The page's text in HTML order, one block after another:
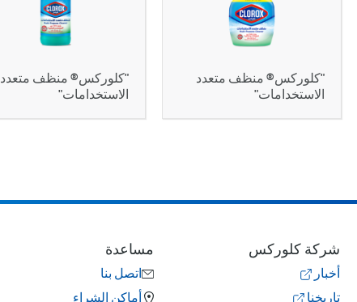
"كلوركس® منظف متعدد
الاستخدامات"
"كلوركس® منظف متعدد
الاستخدامات"
شركة كلوركس
أخبار
تاريخنا
مساعدة
اتصل بنا
أماكن الشراء